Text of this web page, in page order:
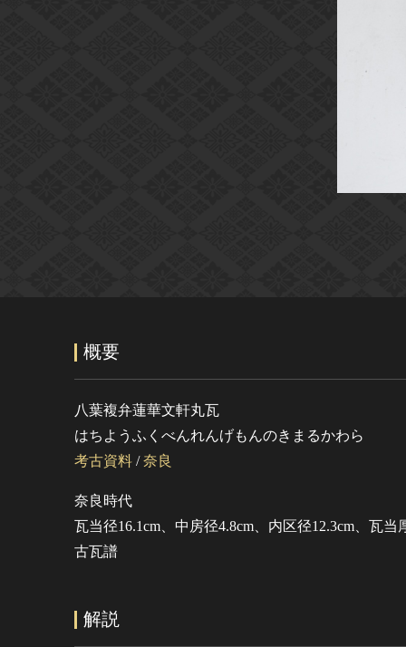
概要
八葉複弁蓮華文軒丸瓦
はちようふくべんれんげもんのきまるかわら
考古資料 /奈良
奈良時代
瓦当径16.1cm、中房径4.8cm、内区径12.3cm、瓦当
古瓦譜
解説